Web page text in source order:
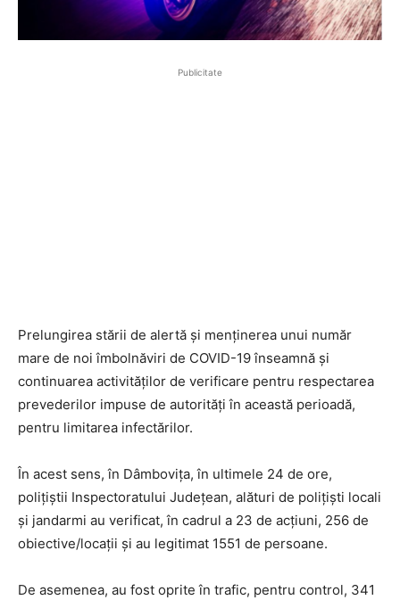
Publicitate
Prelungirea stării de alertă și menținerea unui număr
mare de noi îmbolnăviri de COVID-19 înseamnă și
continuarea activităților de verificare pentru respectarea
prevederilor impuse de autorități în această perioadă,
pentru limitarea infectărilor.
În acest sens, în Dâmbovița, în ultimele 24 de ore,
polițiștii Inspectoratului Județean, alături de polițiști locali
și jandarmi au verificat, în cadrul a 23 de acțiuni, 256 de
obiective/locații și au legitimat 1551 de persoane.
De asemenea, au fost oprite în trafic, pentru control, 341